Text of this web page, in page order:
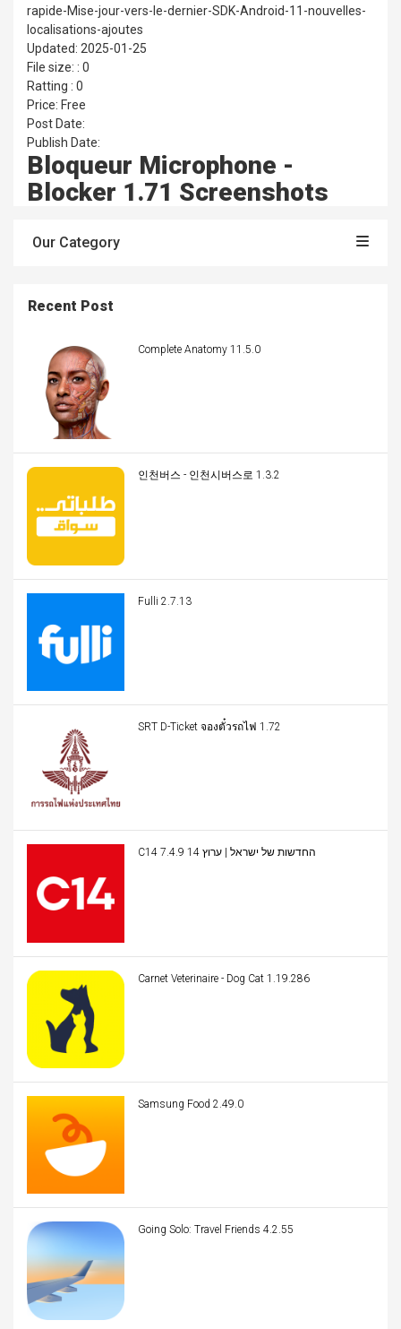
rapide-Mise-jour-vers-le-dernier-SDK-Android-11-nouvelles-
localisations-ajoutes
Updated: 2025-01-25
File size: : 0
Ratting : 0
Price: Free
Post Date:
Publish Date:
Bloqueur Microphone -
Blocker 1.71 Screenshots
Our Category
Recent Post
Complete Anatomy 11.5.0
인천버스 - 인천시버스로 1.3.2
Fulli 2.7.13
SRT D-Ticket จองตั๋วรถไฟ 1.72
C14 החדשות של ישראל | ערוץ 14 7.4.9
Carnet Veterinaire - Dog Cat 1.19.286
Samsung Food 2.49.0
Going Solo: Travel Friends 4.2.55